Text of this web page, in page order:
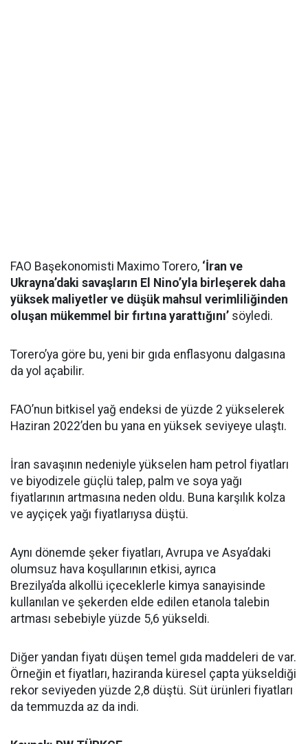
FAO Başekonomisti Maximo Torero, ‘İran ve
Ukrayna’daki savaşların El Nino’yla birleşerek daha
yüksek maliyetler ve düşük mahsul verimliliğinden
oluşan mükemmel bir fırtına yarattığını’ söyledi.
Torero’ya göre bu, yeni bir gıda enflasyonu dalgasına
da yol açabilir.
FAO’nun bitkisel yağ endeksi de yüzde 2 yükselerek
Haziran 2022’den bu yana en yüksek seviyeye ulaştı.
İran savaşının nedeniyle yükselen ham petrol fiyatları
ve biyodizele güçlü talep, palm ve soya yağı
fiyatlarının artmasına neden oldu. Buna karşılık kolza
ve ayçiçek yağı fiyatlarıysa düştü.
Aynı dönemde şeker fiyatları, Avrupa ve Asya’daki
olumsuz hava koşullarının etkisi, ayrıca
Brezilya’da alkollü içeceklerle kimya sanayisinde
kullanılan ve şekerden elde edilen etanola talebin
artması sebebiyle yüzde 5,6 yükseldi.
Diğer yandan fiyatı düşen temel gıda maddeleri de var.
Örneğin et fiyatları, haziranda küresel çapta yükseldiği
rekor seviyeden yüzde 2,8 düştü. Süt ürünleri fiyatları
da temmuzda az da indi.